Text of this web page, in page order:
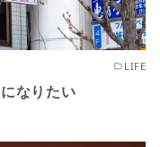
LIFE
なりたい